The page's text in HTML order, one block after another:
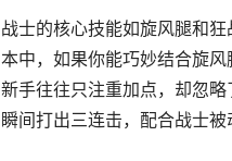
战士的核心技能如旋风腿和
本中，如果你能巧妙结合旋
新手往往只注重加点，却忽
瞬间打出三连击，配合战士